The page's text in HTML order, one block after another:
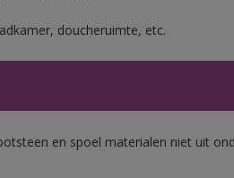
doucheruimte, etc.
en spoel materialen niet uit